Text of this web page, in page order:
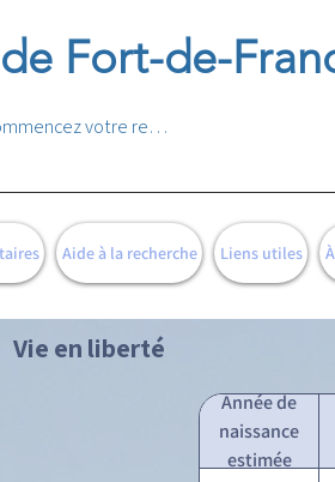
Fort-de-
Aide à la recherche Liens utiles
Vie en liberté
Année de
naissance
estimée